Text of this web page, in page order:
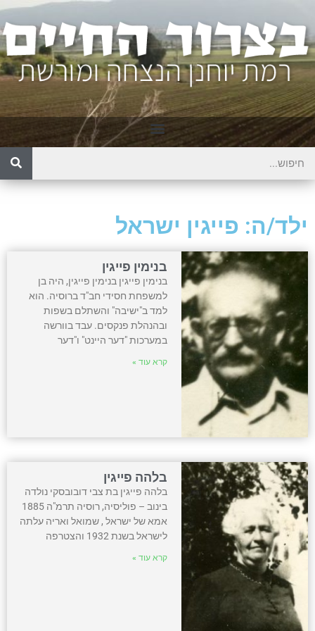
ילד/ה: פייגין ישראל
בנימין פייגין
בנימין פייגין בנימין פייגין, היה בן
למשפחת חסידי חב"ד ברוסיה. הוא
למד ב"ישיבה" והשתלם בשפות
ובהנהלת פנקסים. עבד בוורשה
במערכות "דער היינט" ו"דער
קרא עוד »
בלהה פייגין
בלהה פייגין בת צבי דובובסקי נולדה
בינוב – פוליסיה, רוסיה תרמ"ה 1885
אמא של ישראל , שמואל ואריה עלתה
לישראל בשנת 1932 והצטרפה
קרא עוד »